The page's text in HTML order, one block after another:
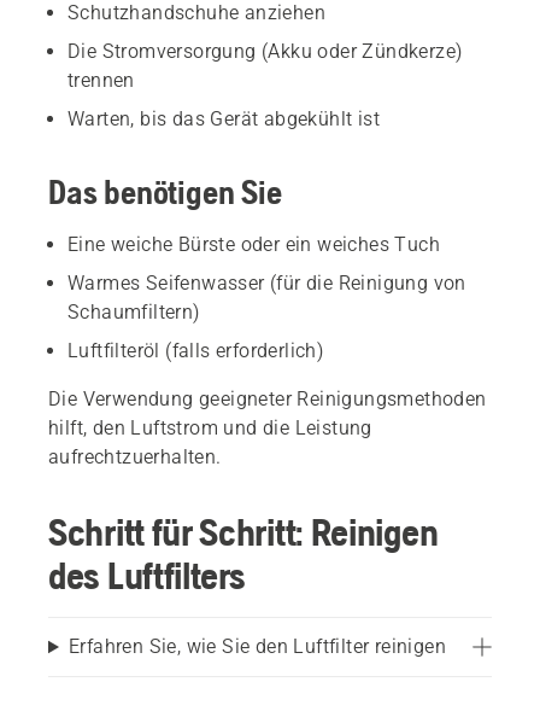
Schutzhandschuhe anziehen
Die Stromversorgung (Akku oder Zündkerze)
trennen
Warten, bis das Gerät abgekühlt ist
Das benötigen Sie
Eine weiche Bürste oder ein weiches Tuch
Warmes Seifenwasser (für die Reinigung von
Schaumfiltern)
Luftfilteröl (falls erforderlich)
Die Verwendung geeigneter Reinigungsmethoden
hilft, den Luftstrom und die Leistung
aufrechtzuerhalten.
Schritt für Schritt: Reinigen
des Luftfilters
Erfahren Sie, wie Sie den Luftfilter reinigen